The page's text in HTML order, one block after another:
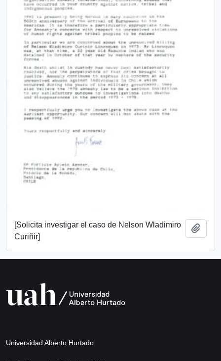
[Solicita investigar el caso de Nelson Wladimiro
Curiñir]
Universidad Alberto Hurtado